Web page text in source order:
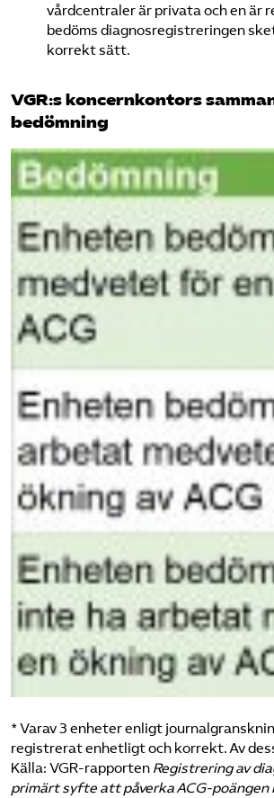
vårdcentraler är privata och en är
bedöms diagnosregistreringen
korrekt sätt.
VGR:s koncernkontors
bedömning
* Varav 3 enheter enligt
registrerat enhetligt och korrekt. Av
Källa: VGR-rapporten Registrering av
primärt syfte att påverka ACG-poängen